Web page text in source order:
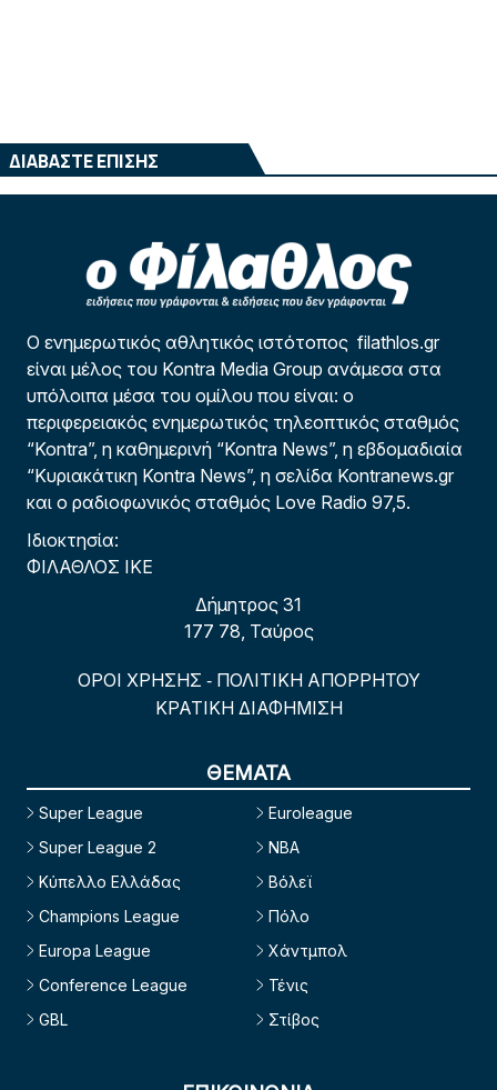
ΔΙΑΒΑΣΤΕ ΕΠΙΣΗΣ
Ο ενημερωτικός αθλητικός ιστότοπος filathlos.gr
είναι μέλος του Kontra Media Group ανάμεσα στα
υπόλοιπα μέσα του ομίλου που είναι: ο
περιφερειακός ενημερωτικός τηλεοπτικός σταθμός
“Kontra”, η καθημερινή “Kontra News”, η εβδομαδιαία
“Κυριακάτικη Kontra News”, η σελίδα Kontranews.gr
και ο ραδιοφωνικός σταθμός Love Radio 97,5.
Ιδιοκτησία:
ΦΙΛΑΘΛΟΣ ΙΚΕ
Δήμητρος 31
177 78, Ταύρος
ΟΡΟΙ ΧΡΗΣΗΣ - ΠΟΛΙΤΙΚΗ ΑΠΟΡΡΗΤΟΥ
ΚΡΑΤΙΚΗ ΔΙΑΦΗΜΙΣΗ
ΘΕΜΑΤΑ
Super League
Super League 2
Κύπελλο Ελλάδας
Champions League
Europa League
Conference League
GBL
Euroleague
NBA
Βόλεϊ
Πόλο
Χάντμπολ
Τένις
Στίβος